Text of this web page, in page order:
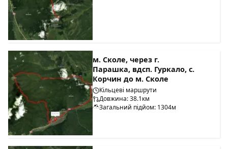
м. Сколе, через г.
Парашка, вдсп. Гуркало, с.
Корчин до м. Сколе
Кільцеві маршрути
Довжина: 38.1км
Загальний підйом: 1304м